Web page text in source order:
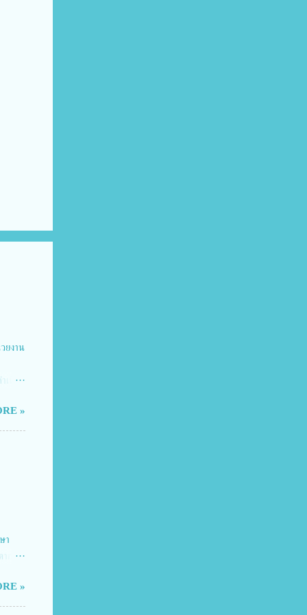
ยงาน
เนิน
ใน
รวิ
ด้รับ
ผู้
»
า
ก
ร
รงค์
»